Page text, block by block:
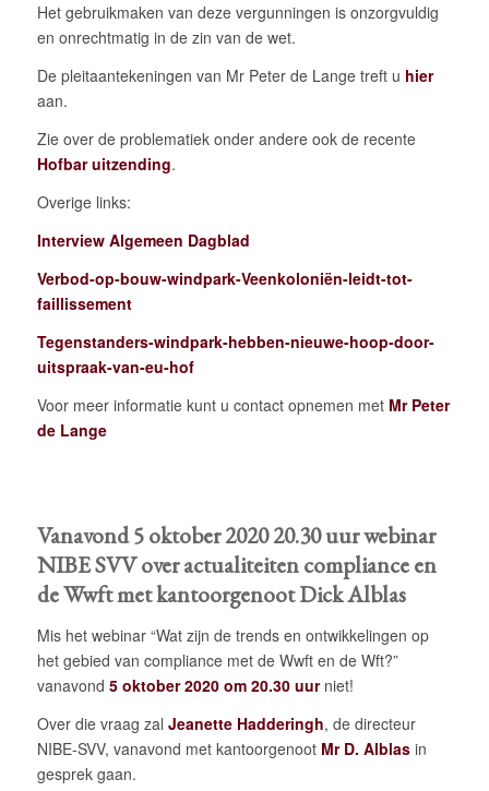
Het gebruikmaken van deze vergunningen is onzorgvuldig
en onrechtmatig in de zin van de wet.
De pleitaantekeningen van Mr Peter de Lange treft u hier
aan.
Zie over de problematiek onder andere ook de recente
Hofbar uitzending.
Overige links:
Interview Algemeen Dagblad
Verbod-op-bouw-windpark-Veenkoloniën-leidt-tot-
faillissement
Tegenstanders-windpark-hebben-nieuwe-hoop-door-
uitspraak-van-eu-hof
Voor meer informatie kunt u contact opnemen met Mr Peter
de Lange
Vanavond 5 oktober 2020 20.30 uur webinar
NIBE SVV over actualiteiten compliance en
de Wwft met kantoorgenoot Dick Alblas
Mis het webinar “Wat zijn de trends en ontwikkelingen op
het gebied van compliance met de Wwft en de Wft?”
vanavond 5 oktober 2020 om 20.30 uurniet!
Over die vraag zal Jeanette Hadderingh, de directeur
NIBE-SVV, vanavond met kantoorgenoot Mr D. Alblasin
gesprek gaan.